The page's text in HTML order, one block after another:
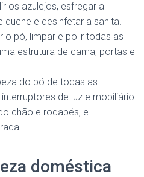
os azulejos, esfregar a
duche e desinfetar a sanita.
o pó, limpar e polir todas as
estrutura de cama, portas e
do pó de todas as
de luz e mobiliário
chão e rodapés, e
doméstica